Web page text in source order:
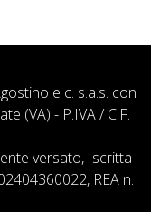
e c. s.a.s. con
(VA) - P.IVA / C.F.
versato, Iscritta
REA n.